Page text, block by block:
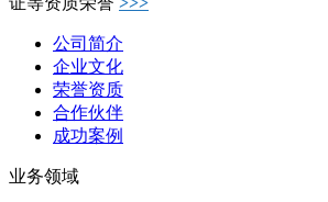
公司简介
企业文化
荣誉资质
合作伙伴
成功案例
业务领域